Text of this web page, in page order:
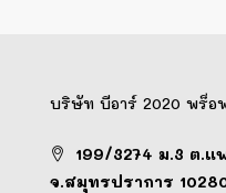
บริษัท บีอาร์ 2020 พร็อ
199/3274 ม.3 ต.แ
จ.สมุทรปราการ